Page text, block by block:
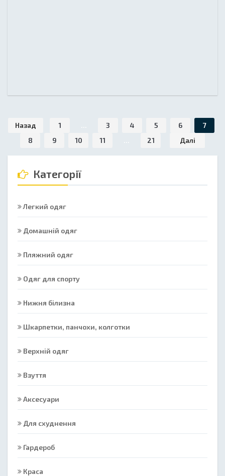
Назад 1 3 4 5 6
7
8
9 10 11 21 Далі
Категорії
Легкий одяг
Домашній одяг
Пляжний одяг
Одяг для спорту
Нижня білизна
Шкарпетки, панчохи, колготки
Верхній одяг
Взуття
Аксесуари
Для схуднення
Гардероб
Краса